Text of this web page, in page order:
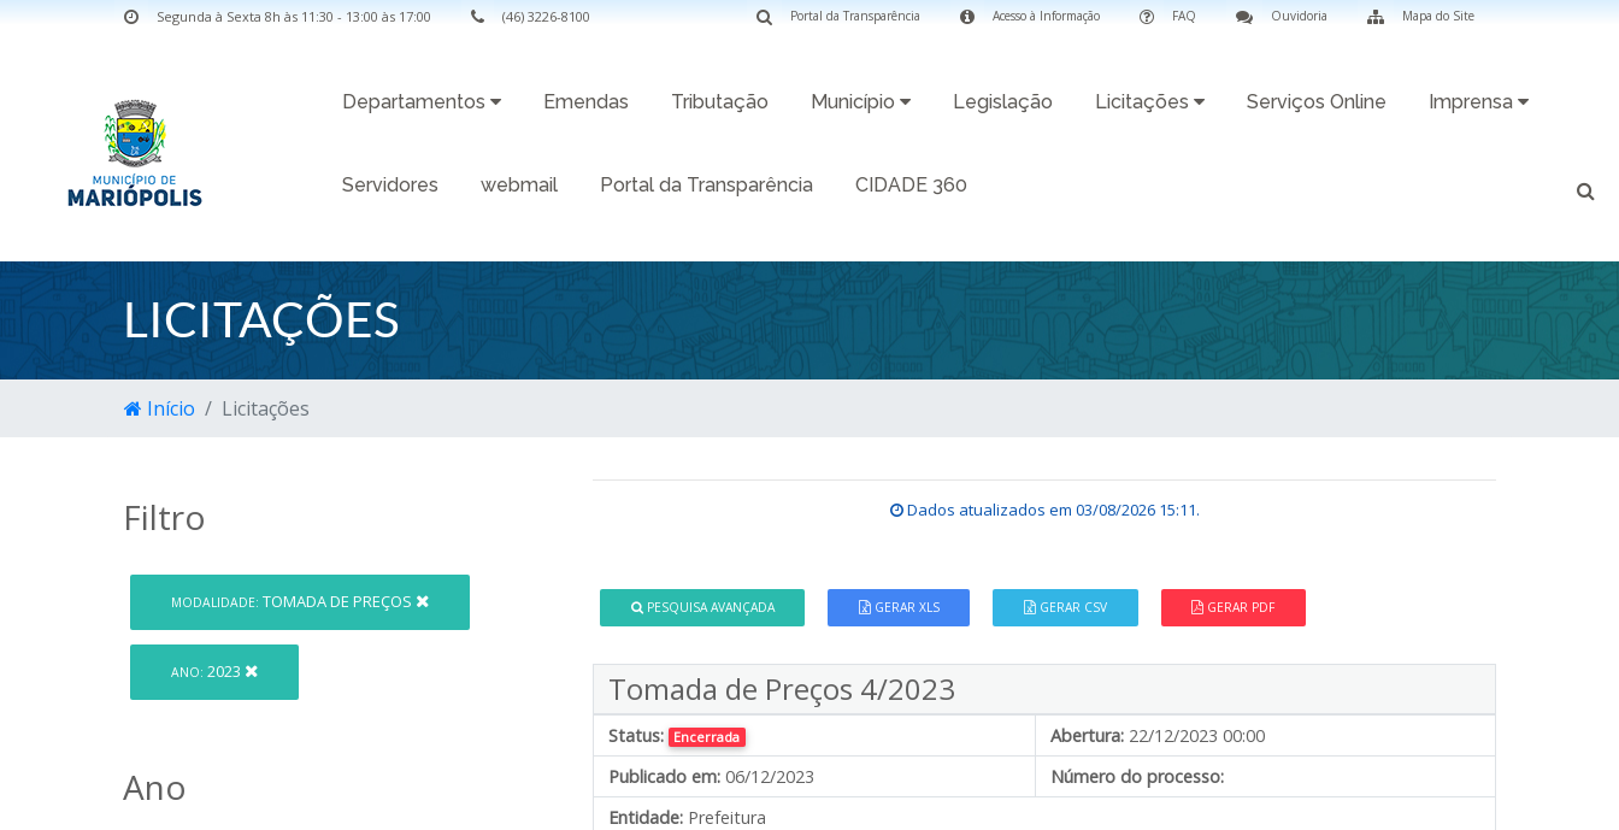
Segunda à Sexta 8h às 11:30 - 13:00 às 17:00 (46) 3226-8100 Mapa do Site
Ouvidoria
FAQ
Acesso à Informação
Portal da Transparência
Departamentos Emendas Tributação Município Legislação Licitações Serviços Online Imprensa
Servidores webmail Portal da Transparência CIDADE 360
LICITAÇÕES
Início Licitações
Filtro
MODALIDADE: TOMADA DE PREÇOS
ANO: 2023
Ano
Dados atualizados em 03/08/2026 15:11.
PESQUISA AVANÇADA GERAR XLS GERAR CSV GERAR PDF
Tomada de Preços 4/2023
Status: Encerrada Abertura: 22/12/2023 00:00
Publicado em: 06/12/2023
Número do processo:
Entidade: Prefeitura